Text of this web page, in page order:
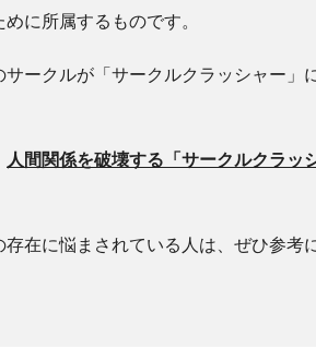
に所属するものです。
サークルが「サークルクラッシャー」
人間関係を破壊する「サークルクラッ
在に悩まされている人は、ぜひ参考